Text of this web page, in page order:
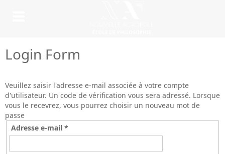
Login Form
Veuillez saisir l'adresse e-mail associée à votre compte
d'utilisateur. Un code de vérification vous sera adressé. Lorsque
vous le recevrez, vous pourrez choisir un nouveau mot de
passe
Adresse e-mail*